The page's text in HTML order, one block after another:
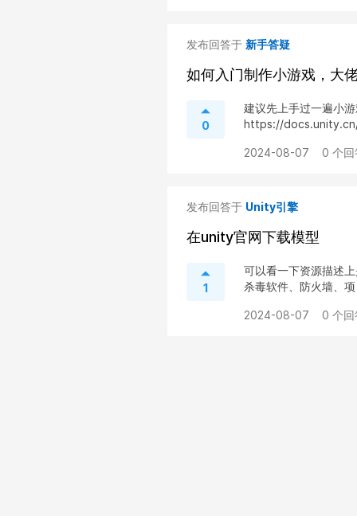
发布回答于 新手答疑
如何入门制作小游戏，大
0
建议先上手过一遍小
https://
2024-08-07 0 个
发布回答于 Unity引擎
在unity官网下载模型
1
可以看一下资源描述
杀毒软件、防火墙、
2024-08-07 0 个